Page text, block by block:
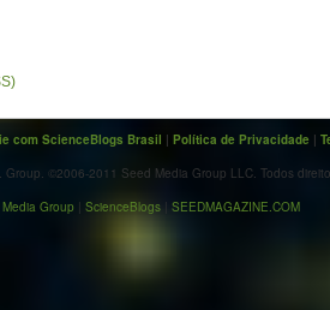
com ScienceBlogs Brasil | Política de Privacidade |
©2006-2011 Seed Media Group LLC. Todos
Group | ScienceBlogs | SEEDMAGAZINE.COM